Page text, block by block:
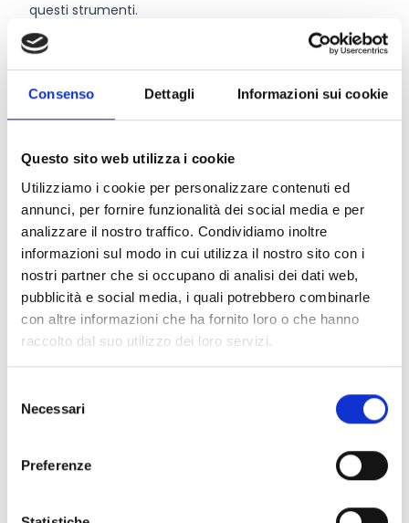
Consenso Dettagli Informazioni sui cookie
Questo sito web utilizza i cookie
Utilizziamo i cookie per personalizzare contenuti ed
annunci, per fornire funzionalità dei social media e per
analizzare il nostro traffico. Condividiamo inoltre
informazioni sul modo in cui utilizza il nostro sito con i
nostri partner che si occupano di analisi dei dati web,
pubblicità e social media, i quali potrebbero combinarle
con altre informazioni che ha fornito loro o che hanno
raccolto dal suo utilizzo dei loro servizi.
delNecessari
Preferenze
questi strumenti.
I progetti dovrebbero prevedere una
durata
compresa tra i 12 e i 24 mesi.
Chi può partecipare
Possono partecipare al bandoenti dotati di personalità
giuridica che:
sianoautorità pubbliche nazionali o regionali
oppure organizzazioni internazionalicon il compito
di proteggere gli interessi finanziari dell'UE;
siano di uno Stato Membro dell’UE (compresi i paesi e i
territori d’oltremare) o di uno dei paesi dell’Area
economica europea oppure di un paese che ha in
corso negoziati per un accordo di associazione, il
È possibile presentare domanda soltanto
in forma